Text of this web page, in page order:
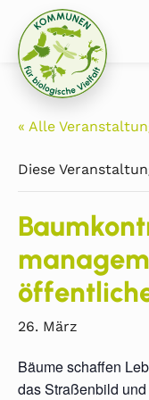
« Alle
Diese
26. März
Bäume schaffen
das Straßenbild